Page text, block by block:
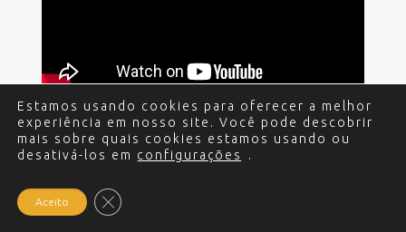
© 2017 - 2024 Edgar Miguel. Todos os direitos
Desenvolvimento do site: Alex Sanches
Estamos usando cookies para oferecer a melhor
experiência em nosso site. Você pode descobrir
mais sobre quais cookies estamos usando ou
desativá-los em configurações .
Aceito Close GDPR Cookie Banner